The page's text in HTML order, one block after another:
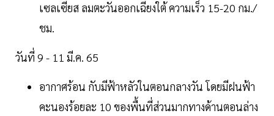
เซลเซียส ลมตะวันออกเฉียงใต้ ความเร็ว 15-20 กม./
ชม.
วันที่ 9 - 11 มี.ค. 65
อากาศร้อน กับมีฟ้าหลัวในตอนกลางวัน โดยมีฝนฟ้า
คะนองร้อยละ 10 ของพื้นที่ส่วนมากทางด้านตอนล่าง